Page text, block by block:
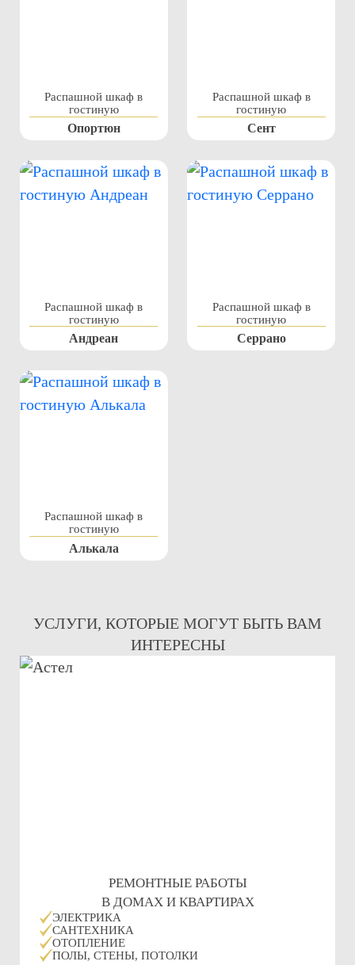
Распашной шкаф в
гостиную
Опортюн
Распашной шкаф в
гостиную
Сент
Распашной шкаф в
гостиную
Андреан
Распашной шкаф в
гостиную
Серрано
Распашной шкаф в
гостиную
Алькала
УСЛУГИ, КОТОРЫЕ МОГУТ БЫТЬ ВАМ
ИНТЕРЕСНЫ
РЕМОНТНЫЕ РАБОТЫ
В ДОМАХ И КВАРТИРАХ
ЭЛЕКТРИКА
САНТЕХНИКА
ОТОПЛЕНИЕ
ПОЛЫ, СТЕНЫ, ПОТОЛКИ